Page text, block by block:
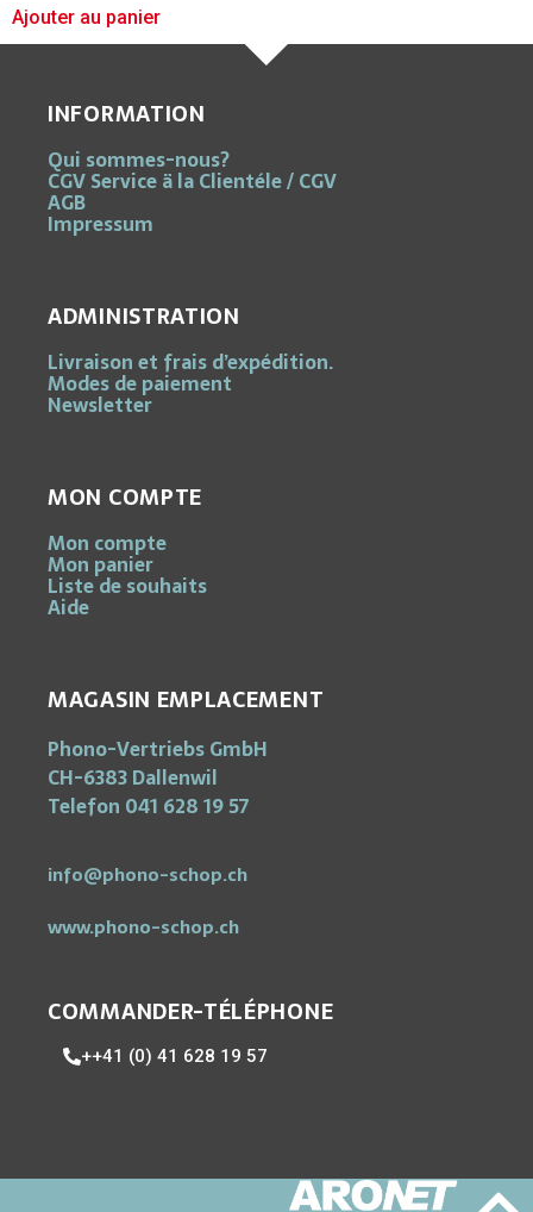
Ajouter au panier
INFORMATION
Qui sommes-nous?
CGV Service ä la Clientéle / CGV
AGB
Impressum
ADMINISTRATION
Livraison et frais d’expédition.
Modes de paiement
Newsletter
MON COMPTE
Mon compte
Mon panier
Liste de souhaits
Aide
MAGASIN EMPLACEMENT
Phono-Vertriebs GmbH
CH-6383 Dallenwil
Telefon 041 628 19 57
info@phono-schop.ch
www.phono-schop.ch
COMMANDER-TÉLÉPHONE
++41 (0) 41 628 19 57